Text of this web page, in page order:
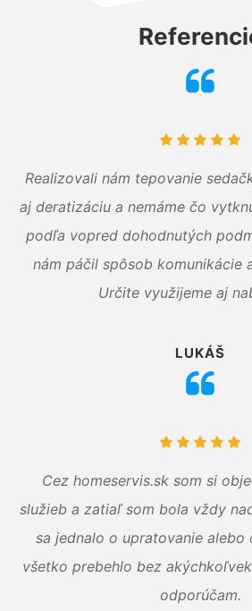
Realizovali nám tepovanie
aj deratizáciu a nemáme čo
podľa vopred dohodnutých
nám páčil spôsob komunikácie
Určite využijeme aj
LUKÁŠ
Cez homeservis.sk som si
služieb a zatiaľ som bola vždy
sa jednalo o upratovanie alebo
všetko prebehlo bez
odporúčam.